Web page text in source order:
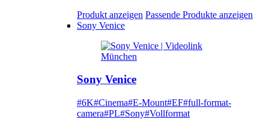
Produkt anzeigen Passende Produkte anzeigen
Sony Venice
Sony Venice
#6K#Cinema#E-Mount#EF#full-format-
camera#PL#Sony#Vollformat